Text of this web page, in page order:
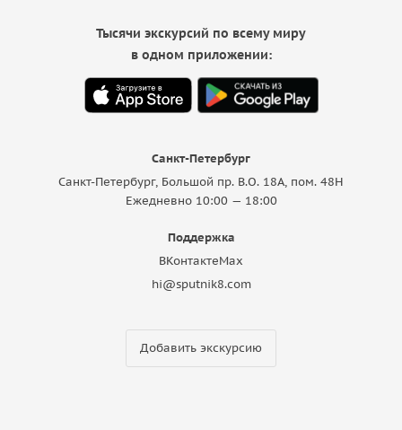
Санкт-Петербург
Санкт-Петербург, Большой пр. В.О. 18A, пом. 48Н
Ежедневно 10:00 — 18:00
Поддержка
ВКонтактеMax
hi@sputnik8.com
Добавить экскурсию
Тысячи экскурсий по всему миру
в одном приложении: